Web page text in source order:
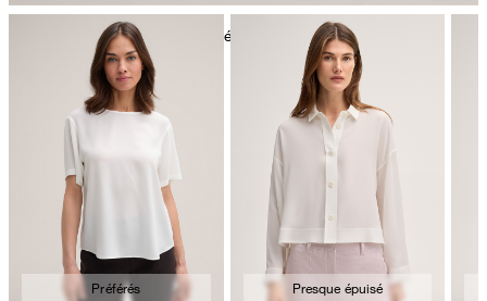
nettoyage à sec avec perchloréthylène, délicat
Préférés Presque épuisé